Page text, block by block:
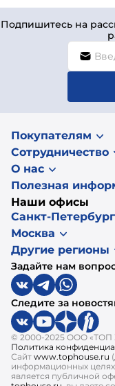
Подпишитесь на
Покупателям
Сотрудничество
О нас
Полезная
Наши офисы
Санкт-Петербург
Москва
Другие регионы
Задайте нам
Следите за
© 2000-2025 ООО «ТОП
Политика
Сайт www.tophouse.ru
информационных
является публичной